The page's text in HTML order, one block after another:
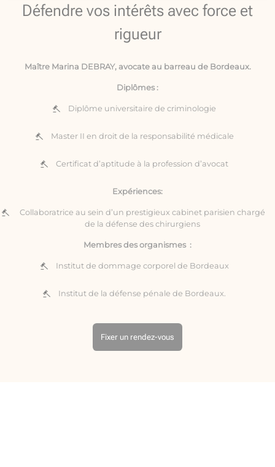
Défendre vos intérêts avec force et
rigueur
Maître Marina DEBRAY, avocate au barreau de Bordeaux.
Diplômes :
Diplôme universitaire de criminologie
Master II en droit de la responsabilité médicale
Certificat d’aptitude à la profession d’avocat
Expériences:
Collaboratrice au sein d’un prestigieux cabinet parisien chargé
de la défense des chirurgiens
Membres des organismes :
Institut de dommage corporel de Bordeaux
Institut de la défense pénale de Bordeaux.
Fixer un rendez-vous